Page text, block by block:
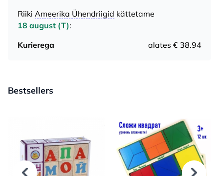
Riiki Ameerika Ühendriigid kättetame
18 august (T):
Kurierega
alates € 38.94
Bestsellers